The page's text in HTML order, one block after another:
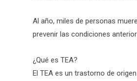
Al año, miles de personas
prevenir las condiciones
¿Qué es TEA?
El TEA es un trastorno de